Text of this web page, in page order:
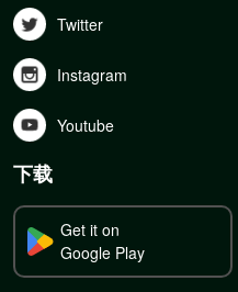
Twitter
Instagram
Youtube
下载
Get it on
Google Play